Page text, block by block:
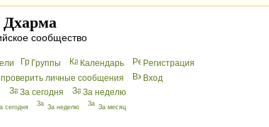
Дхарма
сообщество
Группы Календарь
Peгиcтрaция
личные сообщения
Вхoд
За сегодня За неделю
сегодня За неделю За месяц